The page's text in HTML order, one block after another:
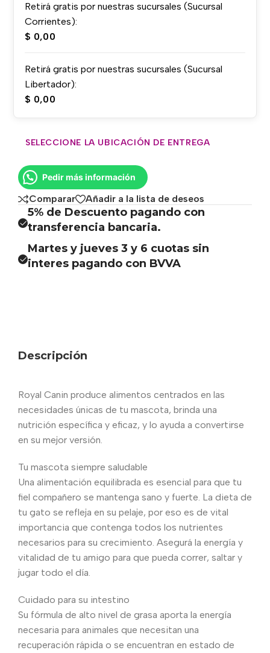
Retirá gratis por nuestras sucursales (Sucursal
Corrientes):
$ 0,00
Retirá gratis por nuestras sucursales (Sucursal
Libertador):
$ 0,00
SELECCIONE LA UBICACIÓN DE ENTREGA
Pedir más información
Comparar Añadir a la lista de deseos
5% de Descuento pagando con
transferencia bancaria.
Martes y jueves 3 y 6 cuotas sin
interes pagando con BVVA
Descripción
Royal Canin produce alimentos centrados en las
necesidades únicas de tu mascota, brinda una
nutrición específica y eficaz, y lo ayuda a convertirse
en su mejor versión.
Tu mascota siempre saludable
Una alimentación equilibrada es esencial para que tu
fiel compañero se mantenga sano y fuerte. La dieta de
tu gato se refleja en su pelaje, por eso es de vital
importancia que contenga todos los nutrientes
necesarios para su crecimiento. Asegurá la energía y
vitalidad de tu amigo para que pueda correr, saltar y
jugar todo el día.
Cuidado para su intestino
Su fórmula de alto nivel de grasa aporta la energía
necesaria para animales que necesitan una
recuperación rápida o se encuentran en estado de